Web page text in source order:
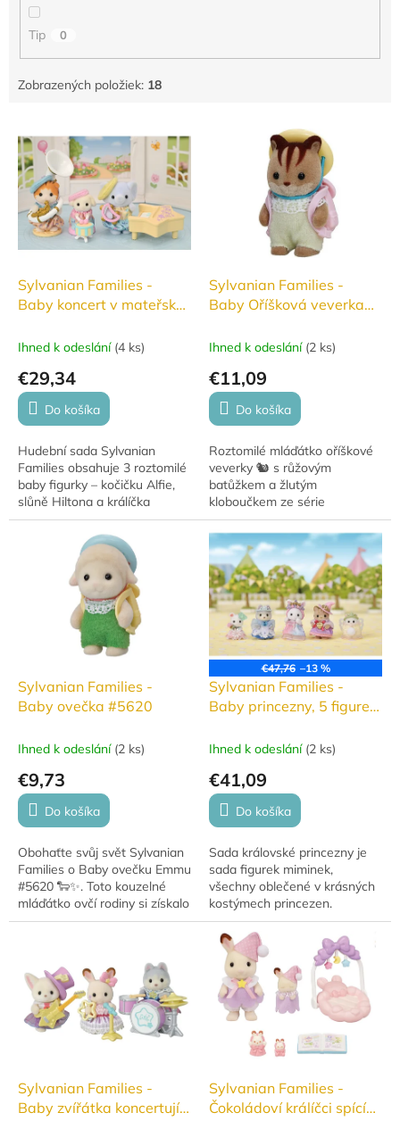
Tip 0
Zobrazených položiek: 18
p
Sylvanian Families -
Baby koncert v mateřské
Ihned k odeslání (4 ks)
€29,34
Do košíka
Hudební sada Sylvanian
Families obsahuje 3 roztomilé
baby figurky – kočičku Alfie,
slůně Hiltona a králíčka
Rosemary – doplněné o
hudební nástroje a podstavce.
Ideální pro malé...
Sylvanian Families -
Baby Oříšková veverka
Ihned k odeslání (2 ks)
€11,09
Do košíka
Roztomilé mláďátko oříškové
veverky 🐿️ s růžovým
batůžkem a žlutým
kloboučkem ze série
Sylvanian Families je
připravené vyrazit na
procházku a objevovat svět s
kamarády!
Sylvanian Families -
Baby ovečka #5620
Ihned k odeslání (2 ks)
€9,73
Do košíka
Obohaťte svůj svět Sylvanian
Families o Baby ovečku Emmu
#5620 🐑✨. Toto kouzelné
mláďátko ovčí rodiny si získalo
srdce fanoušků a dokonce
€47,76 –13 %
Sylvanian Families -
Baby princezny, 5 figurek
Ihned k odeslání (2 ks)
€41,09
Do košíka
Sada královské princezny je
sada figurek miminek,
všechny oblečené v krásných
kostýmech princezen.
Sylvanian Families -
Baby zvířátka koncertují
Sylvanian Families -
Čokoládoví králíčci spící